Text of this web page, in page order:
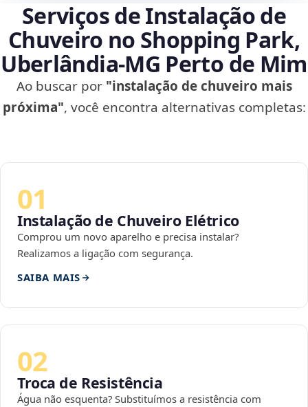
Serviços de Instalação de
Chuveiro no Shopping Park,
Uberlândia‑MG Perto de Mim
Ao buscar por "instalação de chuveiro mais
próxima", você encontra alternativas completas:
01
Instalação de Chuveiro Elétrico
Comprou um novo aparelho e precisa instalar?
Realizamos a ligação com segurança.
SAIBA MAIS
02
Troca de Resistência
Água não esquenta? Substituímos a resistência com